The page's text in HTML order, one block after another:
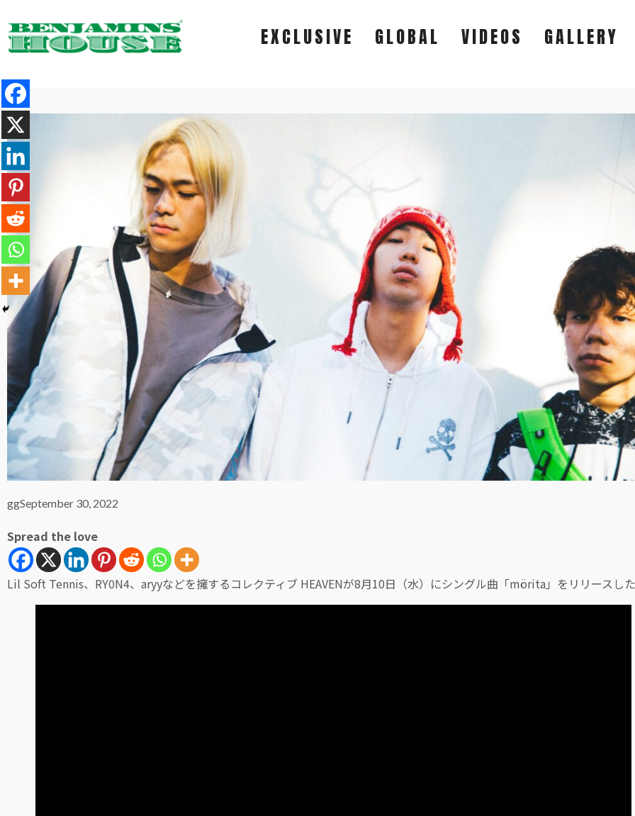
EXCLUSIVE GLOBAL VIDEOS GALLERY
EXCLUSIVE
VIDEOS
GALLERY
LOGIN
ggSeptember 30, 2022
Spread the love
Lil Soft Tennis、RY0N4、aryyなどを擁するコレクティブ HEAVENが8月10日（水）にシングル曲「mörita」をリリースした